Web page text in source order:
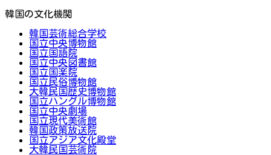
韓国の文化機関
韓国芸術総合学校
国立中央博物館
国立国語院
国立中央図書館
国立国楽院
国立民俗博物館
大韓民国歴史博物館
国立ハングル博物館
国立中央劇場
国立現代美術館
韓国政策放送院
国立アジア文化殿堂
大韓民国芸術院